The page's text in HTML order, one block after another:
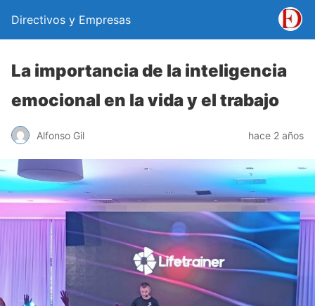
Directivos y Empresas
La importancia de la inteligencia
emocional en la vida y el trabajo
Alfonso Gil hace 2 años